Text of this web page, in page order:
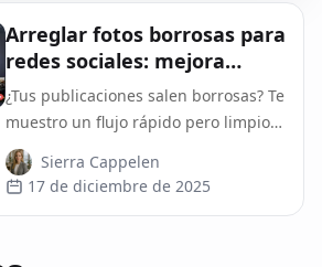
Arreglar fotos borrosas para
redes sociales: mejora
rápida para Reels, TikTok y
carruseles
¿Tus publicaciones salen borrosas? Te
muestro un flujo rápido pero limpio
para recuperar nitidez y exportar
bien en Reels, TikTok y carruseles.
Sierra Cappelen
17 de diciembre de 2025